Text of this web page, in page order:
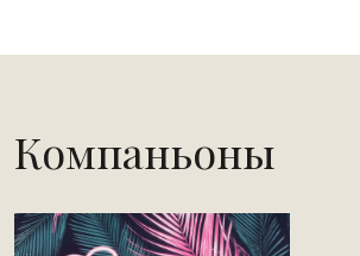
Компаньоны